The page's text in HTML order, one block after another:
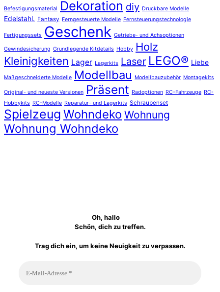
Befestigungsmaterial Dekoration diy Druckbare Modelle
Edelstahl. Fantasy Ferngesteuerte Modelle Fernsteuerungstechnologie
Fertigungssets Geschenk Getriebe- und Achsoptionen
Gewindesicherung Grundlegende Kitdetails Hobby Holz
Kleinigkeiten Lager Lagerkits Laser LEGO® Liebe
Maßgeschneiderte Modelle Modellbau Modellbauzubehör Montagekits
Original- und neueste Versionen Präsent Radoptionen RC-Fahrzeuge RC-
Hobbykits RC-Modelle Reparatur- und Lagerkits Schraubenset
Spielzeug Wohndeko Wohnung
Wohnung Wohndeko
Oh, hallo
Schön, dich zu treffen.
Trag dich ein, um keine Neuigkeit zu verpassen.